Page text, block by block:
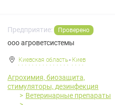
Предприятие: Проверено
ооо агроветсистемы
Киевская область- Киев
Агрохимия, биозащита,
стимуляторы, дезинфекция
Ветеринарные препараты